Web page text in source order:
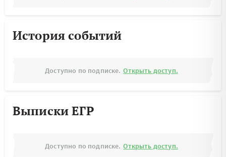
История событий
Доступно по подписке. Открыть доступ.
Выписки ЕГР
Доступно по подписке. Открыть доступ.